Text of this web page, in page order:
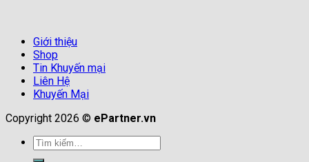
Giới thiệu
Shop
Tin Khuyến mại
Liên Hệ
Khuyến Mại
Copyright 2026 © ePartner.vn
Tìm
kiếm: